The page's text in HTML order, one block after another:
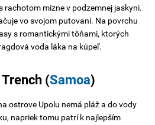
rachotom mizne v podzemnej jaskyni.
vo svojom putovaní. Na povrchu
s romantickými tôňami, ktorých
voda láka na kúpeľ.
Trench (Samoa)
ostrove Upolu nemá pláž a do vody
napriek tomu patrí k najlepším